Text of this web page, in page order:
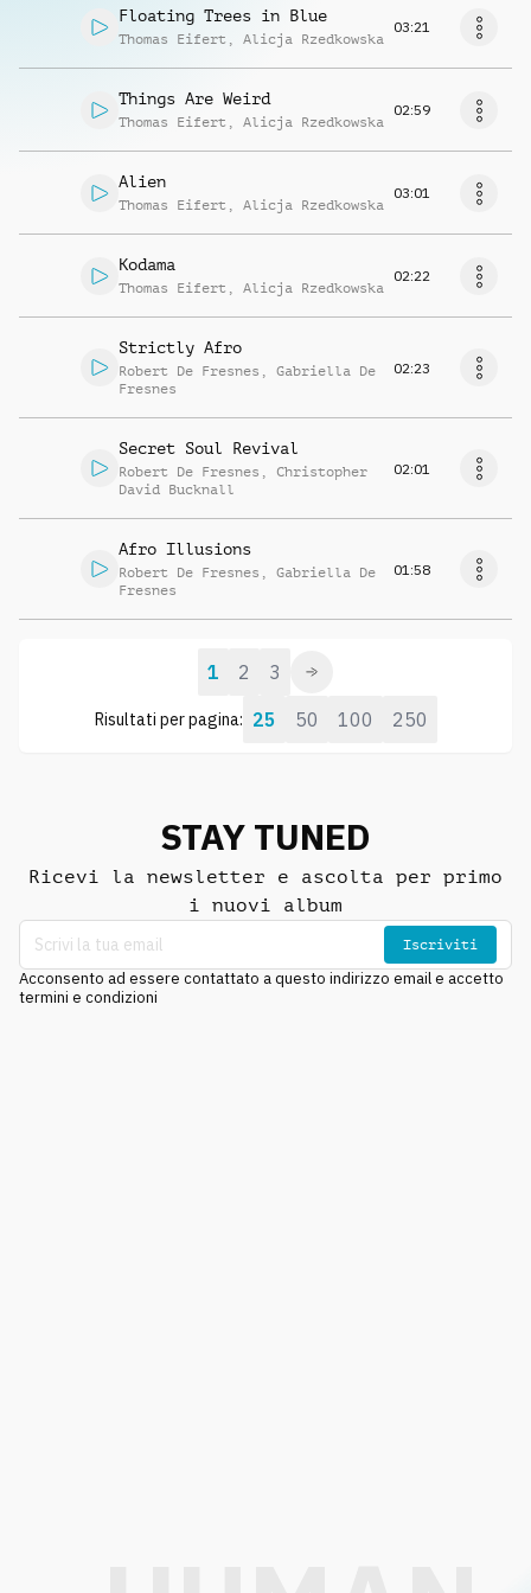
Floating Trees in Blue
Thomas Eifert , Alicja Rzedkowska
03:21
Things Are Weird
Thomas Eifert , Alicja Rzedkowska
02:59
Alien
Thomas Eifert , Alicja Rzedkowska
03:01
Kodama
Thomas Eifert , Alicja Rzedkowska
02:22
Strictly Afro
Robert De Fresnes , Gabriella De
Fresnes
02:23
Secret Soul Revival
Robert De Fresnes , Christopher
David Bucknall
02:01
Afro Illusions
Robert De Fresnes , Gabriella De
Fresnes
01:58
Risultati per pagina: 25 50 100 250
1 2 3
STAY TUNED
Ricevi la newsletter e ascolta per primo
i nuovi album
Iscriviti
Acconsento ad essere contattato a questo indirizzo email e accetto
termini e condizioni